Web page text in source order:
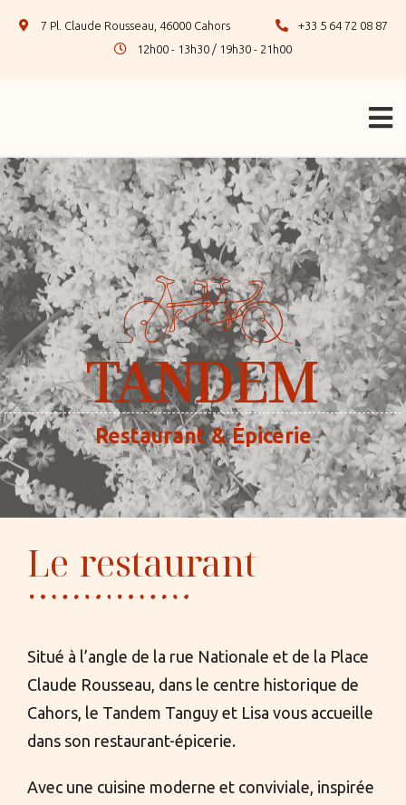
7 Pl. Claude Rousseau, 46000 Cahors
+33 5 64 72 08 87
12h00 - 13h30 / 19h30 - 21h00
TANDEM
Restaurant & Épicerie
Le restaurant
Situé à l’angle de la rue Nationale et de la Place
Claude Rousseau, dans le centre historique de
Cahors, le Tandem Tanguy et Lisa vous accueille
dans son restaurant-épicerie.
Avec une cuisine moderne et conviviale, inspirée